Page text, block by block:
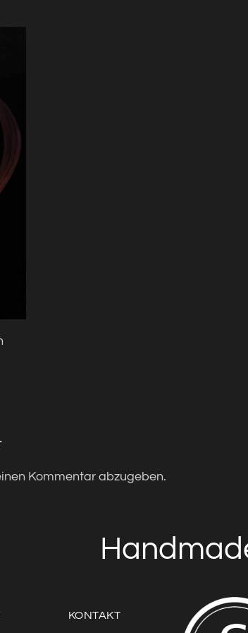
Kommentar abzugeben.
KONTAKT